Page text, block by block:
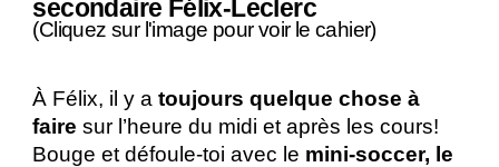
secondaire Félix-Leclerc
(Cliquez sur l'image pour voir le cahier)
À Félix, il y atoujours quelque chose à
faire sur l’heure du midi et après les cours!
Bouge et défoule-toi avec le mini-soccer, le